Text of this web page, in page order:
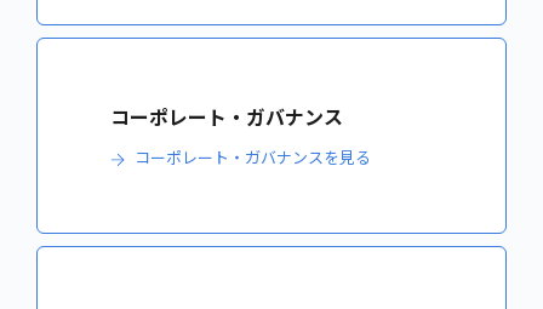
コーポレート・ガバナンス
コーポレート・ガバナンスを見る